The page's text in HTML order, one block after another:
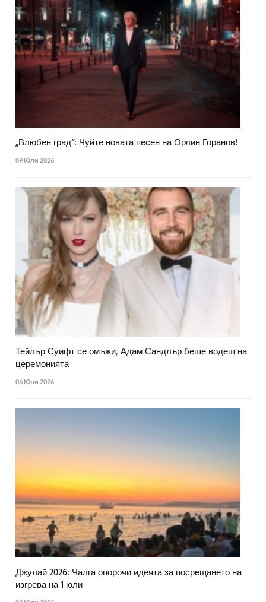
„Влюбен град“: Чуйте новата песен на Орлин Горанов!
09 Юли 2026
Тейлър Суифт се омъжи, Адам Сандлър беше водещ на
церемонията
06 Юли 2026
Джулай 2026: Чалга опорочи идеята за посрещането на
изгрева на 1 юли